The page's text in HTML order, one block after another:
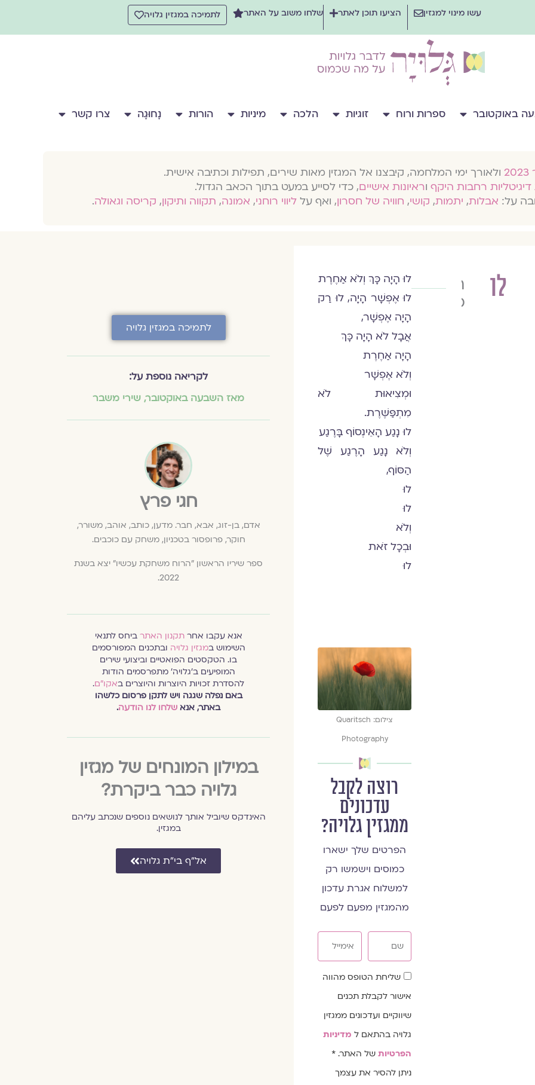
עשו מינוי למגזין הציעו תוכן לאתר שלחו משוב על האתר לתמיכה במגזין גלויה
באוקטובר ספרות ורוח זוגיות הלכה מיניות הורות נָחוּגָה צרו קשר
ולאורך ימי המלחמה, קיבצנו אל המגזין מאות שירים, תפילות וכתיבה אישית.
רחבות היקף וראיונות אישיים, כדי לסייע במעט בתוך הכאב הגדול.
על: אבלות, יתמות, קושי, חוויה של חסרון, ואף על ליווי רוחני, אמונה, תקווה ותיקון, קריסה וגאולה.
לו
חגי
פרץ
לוּ הָיָה כָּךְ וְלֹא אַחֶרֶת
לוּ אֶפְשָׁר הָיָה, לוּ רַק
הָיָה אֶפְשָׁר,
אֲבָל לֹא הָיָה כָּךְ
הָיָה אַחֶרֶת
וְלֹא אֶפְשָׁר
וּמְצִיאוּת לֹא
מִתְפַּשֶּׁרֶת.
לוּ נָגַע הָאֵינְסוֹף בָּרֶגַע
וְלֹא נָגַע הָרֶגַע שֶׁל
הַסּוֹף,
לוּ
לוּ
וְלֹא
וּבְכָל זֹאת
לוּ
צילום: Quaritsch
Photography
רוצה לקבל
עדכונים
ממגזין גלויה?
הפרטים שלך ישארו
כמוסים וישמשו רק
למשלוח אגרת עדכון
מהמגזין מפעם לפעם
שדהשליחת הטופס מהווה
אישור לקבלת תכנים
שיווקיים ועדכונים ממגזין
גלויה בהתאם למדיניות
הפרטיותשל האתר. *
ניתן להסיר את עצמך
לתמיכה במגזין גלויה
לקריאה נוספת על:
מאז השבעה באוקטובר, שירי משבר
חגי פרץ
אדם, בן-זוג, אבא, חבר. מדען, כותב, אוהב, משורר,
חוקר, פרופסור בטכניון, משחק עם כוכבים.
ספר שיריו הראשון "הרוח משחקת עכשיו" יצא בשנת
2022.
אנא עקבו אחרתקנון האתר ביחס לתנאי
השימוש במגזין גלויה ובתכנים המפורסמים
בו. הטקסטים הפואטיים וביצועי שירים
המופיעים ב׳גלויה׳ מתפרסמים הודות
להסדרת זכויות היוצרות והיוצרים באקו״ם.
באם נפלה שגגה ויש לתקן פרסום כלשהו
באתר, אנא שלחו לנו הודעה.
במילון המונחים של מגזין
גלויה כבר ביקרת?
האינדקס שיוביל אותך לנושאים נוספים שנכתב עליהם
במגזין.
אל״ף בי״ת גלויה